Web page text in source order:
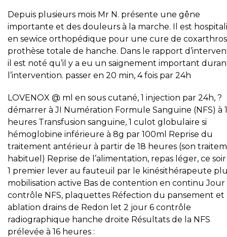
Depuis plusieurs mois Mr N. présente une gêne
importante et des douleurs à la marche. Il est
en sewice orthopédique pour une cure de
prothèse totale de hanche. Dans le rapport
il est noté qu’il y a eu un saignement important
l’intervention. passer en 20 min, 4 fois par 24h
LOVENOX @ ml en sous cutané, 1 injection par 24h, ?
démarrer à JI Numération Formule Sanguine (NFS) à
heures Transfusion sanguine, 1 culot globulaire si
hémoglobine inférieure à 8g par 100ml Reprise du
traitement antérieur à partir de 18 heures (son
habituel) Reprise de l’alimentation, repas léger, ce
1 premier lever au fauteuil par le kinésithérapeute
mobilisation active Bas de contention en continu Jour
contrôle NFS, plaquettes Réfection du pansement et
ablation drains de Redon let 2 jour 6 contrôle
radiographique hanche droite Résultats de la NFS
prélevée à 16 heures :